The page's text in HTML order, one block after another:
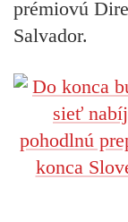
prémiovú
Salvador.